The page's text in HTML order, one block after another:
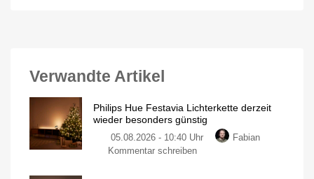
Verwandte Artikel
Philips Hue Festavia Lichterkette derzeit
wieder besonders günstig
05.08.2026 - 10:40 Uhr
Fabian
Kommentar schreibenzu